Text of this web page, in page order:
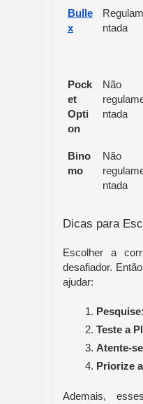
Bulle
x
ntada
Pock
et
Opti
on
Não
ntada
Bino
mo
Não
ntada
Dicas para
Escolher a
desafiador.
ajudar:
Pesquise
Teste a
Atente-
Priorize
Ademais,